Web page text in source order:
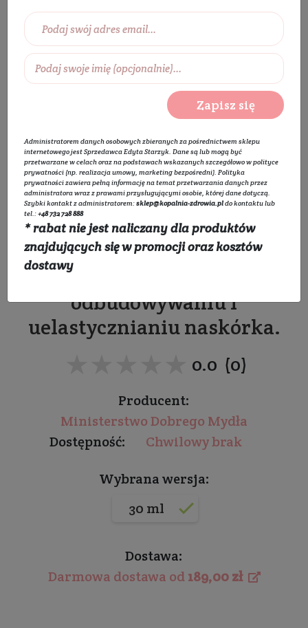
Olej z Opuncji Figowej
Łagodzi podrażnienia i stany
zapalne, pomaga w
odbudowywaniu i
uelastycznianiu naskórka.
0.0 (0)
Producent:
Ministerstwo Dobrego Mydła
Dostępność:
Chwilowy brak
Wybrana wersja:
30 ml
Dostawa:
Darmowa dostawa od189,00 zł
Zapisz się
Administratorem danych osobowych zbieranych za pośrednictwem sklepu
internetowego jest Sprzedawca Edyta Starzyk. Dane są lub mogą być
przetwarzane w celach oraz na podstawach wskazanych szczegółowo wpolityce
prywatności (np. realizacja umowy, marketing bezpośredni). Polityka
prywatnościzawiera pełną informację na temat przetwarzania danych przez
administratora wraz z prawami przysługującymi osobie, której dane dotyczą.
Szybki kontakt z administratorem:sklep@kopalnia-zdrowia.pldo kontaktu lub
tel.:+48 732 728 888
* rabat nie jest naliczany dla produktów
znajdujących się w promocji oraz kosztów
dostawy